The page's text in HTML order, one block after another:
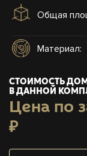
Общая
Материал:
СТОИМОСТЬ
В ДАННОЙ
Цена по
₽